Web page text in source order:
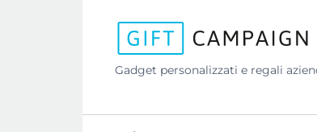
Gadget personalizzati e regali